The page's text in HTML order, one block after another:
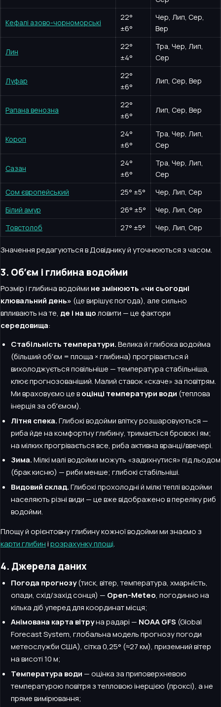
Кефалі азово-чорноморські
22°
±6°
Чер, Лип, Сер,
Вер
Лин
22°
±4°
Тра, Чер, Лип,
Сер
Луфар
22°
±6°
Лип, Сер, Вер
Рапана венозна
22°
±6°
Лип, Сер, Вер
Короп
24°
±6°
Тра, Чер, Лип,
Сер
Сазан
24°
±6°
Тра, Чер, Лип,
Сер
Сом європейський
25° ±5°
Чер, Лип, Сер
Білий амур
26° ±5°
Чер, Лип, Сер
Товстолоб
27° ±5° Чер, Лип, Сер
Значення редагуються в Довіднику й уточнюються з часом.
3. Обʼєм і глибина водойми
Розмір і глибина водойми не змінюють «чи сьогодні
клювальний день» (це вирішує погода), але сильно
впливають на те, де і на щоловити — це фактори
середовища:
Стабільність температури.Велика й глибока водойма
(більший обʼєм = площа × глибина) прогрівається й
вихолоджується повільніше — температура стабільніша,
клює прогнозованіший. Малий ставок «скаче» за повітрям.
Ми враховуємо це воцінці температури води (теплова
інерція за обʼємом).
Літня спека.Глибокі водойми влітку розшаровуються —
риба йде на комфортну глибину, тримається бровок і ям;
на мілких прогрівається все, риба активна вранці/ввечері.
Зима.Мілкі малі водойми можуть «задихнутися» під льодом
(брак кисню) — риби менше; глибокі стабільніші.
Видовий склад.Глибокі прохолодні й мілкі теплі водойми
населяють різні види — це вже відображено в переліку риб
водойми.
Площу й орієнтовну глибину кожної водойми ми знаємо з
карти глибинірозрахунку площі.
4. Джерела даних
Погода прогнозу(тиск, вітер, температура, хмарність,
опади, схід/захід сонця) — Open-Meteo, погодинно на
кілька діб уперед для координат місця;
Анімована карта вітруна радарі — NOAA GFS (Global
Forecast System, глобальна модель прогнозу погоди
метеослужби США), сітка 0,25° (≈27 км), приземний вітер
на висоті 10 м;
Температура води — оцінка за приповерхневою
температурою повітря з тепловою інерцією (проксі), а не
пряме вимірювання;